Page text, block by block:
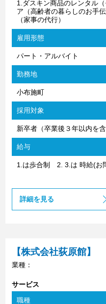
1.ダスキン商品のレンタル
ア（高齢者の暮らしのお手
（家事の代行）
雇用形態
パート・アルバイト
勤務地
小布施町
採用対象
新卒者（卒業後３年以内を含
給与
1.は歩合制 2. 3.は 時給(お
詳細を見る
【株式会社荻原館】
業種：
サービス
職種